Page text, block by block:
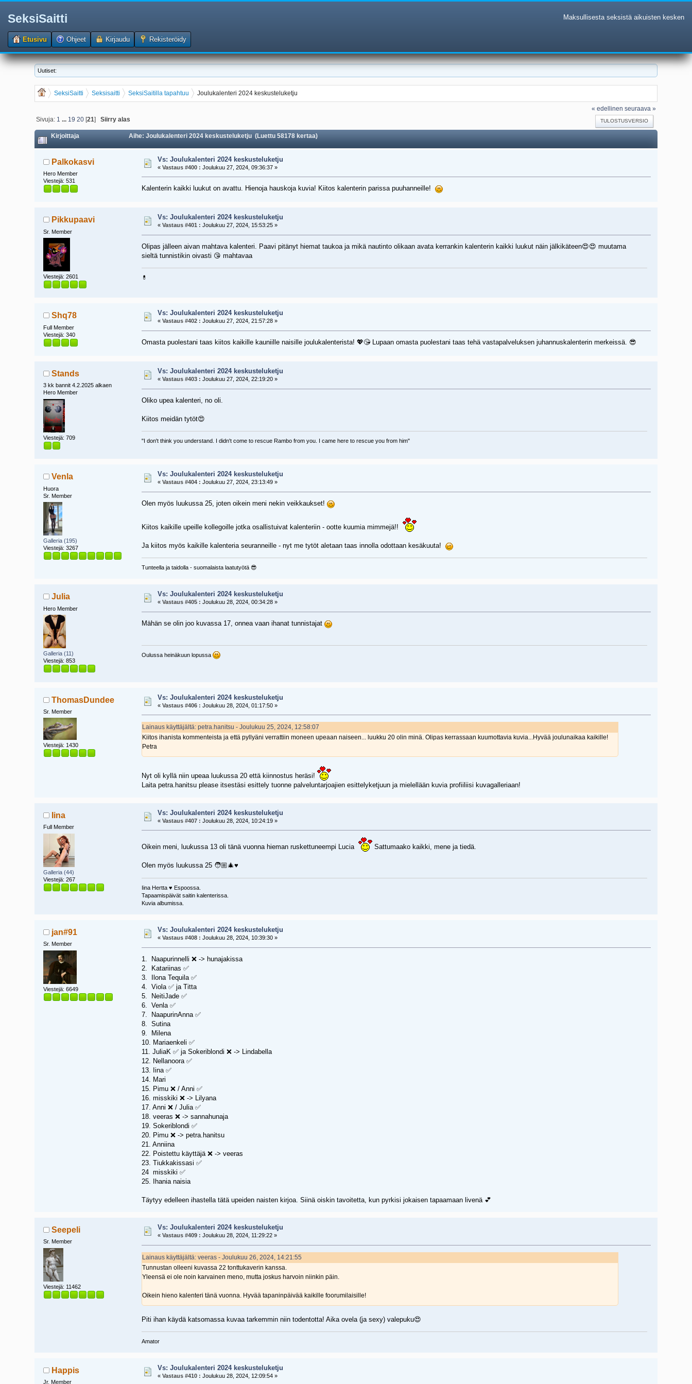
SeksiSaitti Maksullisesta seksistä aikuisten kesken
Etusivu Ohjeet Kirjaudu Rekisteröidy
Uutiset:
SeksiSaitti Seksisaitti SeksiSaitilla tapahtuu Joulukalenteri 2024 keskusteluketju
« edellinen seuraava »
TULOSTUSVERSIO
Sivuja: 1 ... 19 20[21] Siirry alas
Kirjoittaja Aihe: Joulukalenteri 2024 keskusteluketju (Luettu 58178 kertaa)
Palkokasvi
Hero Member
Viestejä: 531
Vs: Joulukalenteri 2024 keskusteluketju
« Vastaus #400 : Joulukuu 27, 2024, 09:36:37 »
Kalenterin kaikki luukut on avattu. Hienoja hauskoja kuvia! Kiitos kalenterin parissa puuhanneille!
Pikkupaavi
Sr. Member
Viestejä: 2601
Vs: Joulukalenteri 2024 keskusteluketju
« Vastaus #401 : Joulukuu 27, 2024, 15:53:25 »
Olipas jälleen aivan mahtava kalenteri. Paavi pitänyt hiemat taukoa ja mikä nautinto olikaan avata kerrankin kalenterin kaikki luukut näin jälkikäteen😍😍 muutama
sieltä tunnistikin oivasti 😘 mahtavaa
💊
Shq78
Full Member
Viestejä: 340
Vs: Joulukalenteri 2024 keskusteluketju
« Vastaus #402 : Joulukuu 27, 2024, 21:57:28 »
Omasta puolestani taas kiitos kaikille kauniille naisille joulukalenterista! 💖😘 Lupaan omasta puolestani taas tehä vastapalveluksen juhannuskalenterin merkeissä. 😎
Stands
3 kk bannit 4.2.2025 alkaen
Hero Member
Viestejä: 709
Vs: Joulukalenteri 2024 keskusteluketju
« Vastaus #403 : Joulukuu 27, 2024, 22:19:20 »
Oliko upea kalenteri, no oli.
Kiitos meidän tytöt😍
"I don't think you understand. I didn't come to rescue Rambo from you. I came here to rescue you from him"
Venla
Huora
Sr. Member
Galleria (195)
Viestejä: 3267
Vs: Joulukalenteri 2024 keskusteluketju
« Vastaus #404 : Joulukuu 27, 2024, 23:13:49 »
Olen myös luukussa 25, joten oikein meni nekin veikkaukset!
Kiitos kaikille upeille kollegoille jotka osallistuivat kalenteriin - ootte kuumia mimmejä!!
Ja kiitos myös kaikille kalenteria seuranneille - nyt me tytöt aletaan taas innolla odottaan kesäkuuta!
Tunteella ja taidolla - suomalaista laatutyötä 😎
Julia
Hero Member
Galleria (11)
Viestejä: 853
Vs: Joulukalenteri 2024 keskusteluketju
« Vastaus #405 : Joulukuu 28, 2024, 00:34:28 »
Mähän se olin joo kuvassa 17, onnea vaan ihanat tunnistajat
Oulussa heinäkuun lopussa
ThomasDundee
Sr. Member
Viestejä: 1430
Vs: Joulukalenteri 2024 keskusteluketju
« Vastaus #406 : Joulukuu 28, 2024, 01:17:50 »
Lainaus käyttäjältä: petra.hanitsu - Joulukuu 25, 2024, 12:58:07
Kiitos ihanista kommenteista ja että pyllyäni verrattiin moneen upeaan naiseen... luukku 20 olin minä. Olipas kerrassaan kuumottavia kuvia...Hyvää joulunaikaa kaikille!
Petra
Nyt oli kyllä niin upeaa luukussa 20 että kiinnostus heräsi!
Laita petra.hanitsu please itsestäsi esittely tuonne palveluntarjoajien esittelyketjuun ja mielellään kuvia profiiliisi kuvagalleriaan!
Iina
Full Member
Galleria (44)
Viestejä: 267
Vs: Joulukalenteri 2024 keskusteluketju
« Vastaus #407 : Joulukuu 28, 2024, 10:24:19 »
Oikein meni, luukussa 13 oli tänä vuonna hieman ruskettuneempi Lucia Sattumaako kaikki, mene ja tiedä.
Olen myös luukussa 25 🧑🏼‍🎄♥️
Iina Hertta ♥️ Espoossa.
Tapaamispäivät saitin kalenterissa.
Kuvia albumissa.
jan#91
Sr. Member
Viestejä: 6649
Vs: Joulukalenteri 2024 keskusteluketju
« Vastaus #408 : Joulukuu 28, 2024, 10:39:30 »
1. Naapurinnelli ❌ -> hunajakissa
2. Katariinas ✅
3. Ilona Tequila ✅
4. Viola ✅ ja Titta
5. NeitiJade ✅
6. Venla ✅
7. NaapurinAnna ✅
8. Sutina
9. Milena
10. Mariaenkeli ✅
11. JuliaK ✅ ja Sokeriblondi ❌ -> Lindabella
12. Nellanoora ✅
13. Iina ✅
14. Mari
15. Pimu ❌ / Anni ✅
16. misskiki ❌ -> Lilyana
17. Anni ❌ / Julia ✅
18. veeras ❌ -> sannahunaja
19. Sokeriblondi ✅
20. Pimu ❌ -> petra.hanitsu
21. Anniina
22. Poistettu käyttäjä ❌ -> veeras
23. Tiukkakissasi ✅
24 misskiki ✅
25. Ihania naisia
Täytyy edelleen ihastella tätä upeiden naisten kirjoa. Siinä oiskin tavoitetta, kun pyrkisi jokaisen tapaamaan livenä 💕
Seepeli
Sr. Member
Viestejä: 11462
Vs: Joulukalenteri 2024 keskusteluketju
« Vastaus #409 : Joulukuu 28, 2024, 11:29:22 »
Lainaus käyttäjältä: veeras - Joulukuu 26, 2024, 14:21:55
Tunnustan olleeni kuvassa 22 tonttukaverin kanssa.
Yleensä ei ole noin karvainen meno, mutta joskus harvoin niinkin päin.
Oikein hieno kalenteri tänä vuonna. Hyvää tapaninpäivää kaikille foorumilaisille!
Piti ihan käydä katsomassa kuvaa tarkemmin niin todentotta! Aika ovela (ja sexy) valepuku😍
Amator
Happis
Jr. Member
Vs: Joulukalenteri 2024 keskusteluketju
« Vastaus #410 : Joulukuu 28, 2024, 12:09:54 »